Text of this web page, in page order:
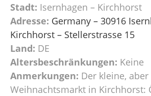
Stadt: Isernhagen – Kirchhorst
Adresse: Germany – 30916
Kirchhorst – Stellerstrasse 15
Land: DE
Altersbeschränkungen: Keine
Anmerkungen: Der kleine,
Weihnachtsmarkt in Kirchhorst: